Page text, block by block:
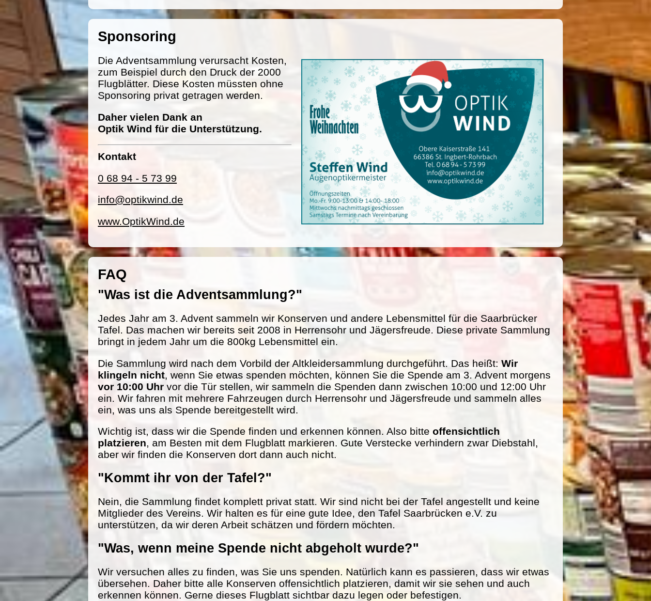
Sponsoring
Die Adventsammlung verursacht Kosten,
zum Beispiel durch den Druck der 2000
Flugblätter. Diese Kosten müssten ohne
Sponsoring privat getragen werden.
Daher vielen Dank an
Optik Wind für die Unterstützung.
Kontakt
0 68 94 - 5 73 99
info@optikwind.de
www.OptikWind.de
FAQ
"Was ist die Adventsammlung?"
Jedes Jahr am 3. Advent sammeln wir Konserven und andere Lebensmittel für die Saarbrücker
Tafel. Das machen wir bereits seit 2008 in Herrensohr und Jägersfreude. Diese private Sammlung
bringt in jedem Jahr um die 800kg Lebensmittel ein.
Die Sammlung wird nach dem Vorbild der Altkleidersammlung durchgeführt. Das heißt: Wir
klingeln nicht , wenn Sie etwas spenden möchten, können Sie die Spende am 3. Advent morgens
vor 10:00 Uhr vor die Tür stellen, wir sammeln die Spenden dann zwischen 10:00 und 12:00 Uhr
ein. Wir fahren mit mehrere Fahrzeugen durch Herrensohr und Jägersfreude und sammeln alles
ein, was uns als Spende bereitgestellt wird.
Wichtig ist, dass wir die Spende finden und erkennen können. Also bitte offensichtlich
platzieren, am Besten mit dem Flugblatt markieren. Gute Verstecke verhindern zwar Diebstahl,
aber wir finden die Konserven dort dann auch nicht.
"Kommt ihr von der Tafel?"
Nein, die Sammlung findet komplett privat statt. Wir sind nicht bei der Tafel angestellt und keine
Mitglieder des Vereins. Wir halten es für eine gute Idee, den Tafel Saarbrücken e.V. zu
unterstützen, da wir deren Arbeit schätzen und fördern möchten.
"Was, wenn meine Spende nicht abgeholt wurde?"
Wir versuchen alles zu finden, was Sie uns spenden. Natürlich kann es passieren, dass wir etwas
übersehen. Daher bitte alle Konserven offensichtlich platzieren, damit wir sie sehen und auch
erkennen können. Gerne dieses Flugblatt sichtbar dazu legen oder befestigen.